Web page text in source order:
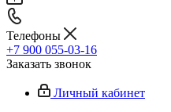
Телефоны
+7 900 055-03-16
Заказать звонок
Личный кабинет